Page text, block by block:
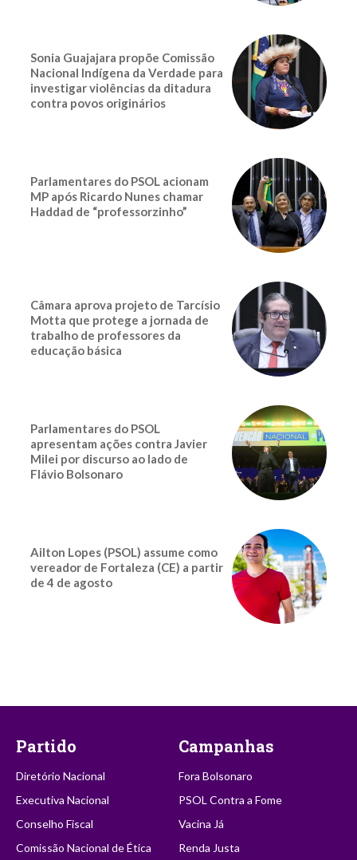
Sonia Guajajara propõe Comissão
Nacional Indígena da Verdade para
investigar violências da ditadura
contra povos originários
Parlamentares do PSOL acionam
MP após Ricardo Nunes chamar
Haddad de “professorzinho”
Câmara aprova projeto de Tarcísio
Motta que protege a jornada de
trabalho de professores da
educação básica
Parlamentares do PSOL
apresentam ações contra Javier
Milei por discurso ao lado de
Flávio Bolsonaro
Ailton Lopes (PSOL) assume como
vereador de Fortaleza (CE) a partir
de 4 de agosto
Partido
Diretório Nacional
Executiva Nacional
Conselho Fiscal
Comissão Nacional de Ética
Campanhas
Fora Bolsonaro
PSOL Contra a Fome
Vacina Já
Renda Justa